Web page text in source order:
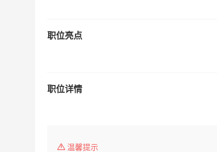
职位亮点
职位详情
温馨提示